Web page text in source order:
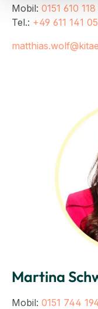
Mobil: 0151 610
Tel.: +49 611 141
Martina
Mobil: 0151 744